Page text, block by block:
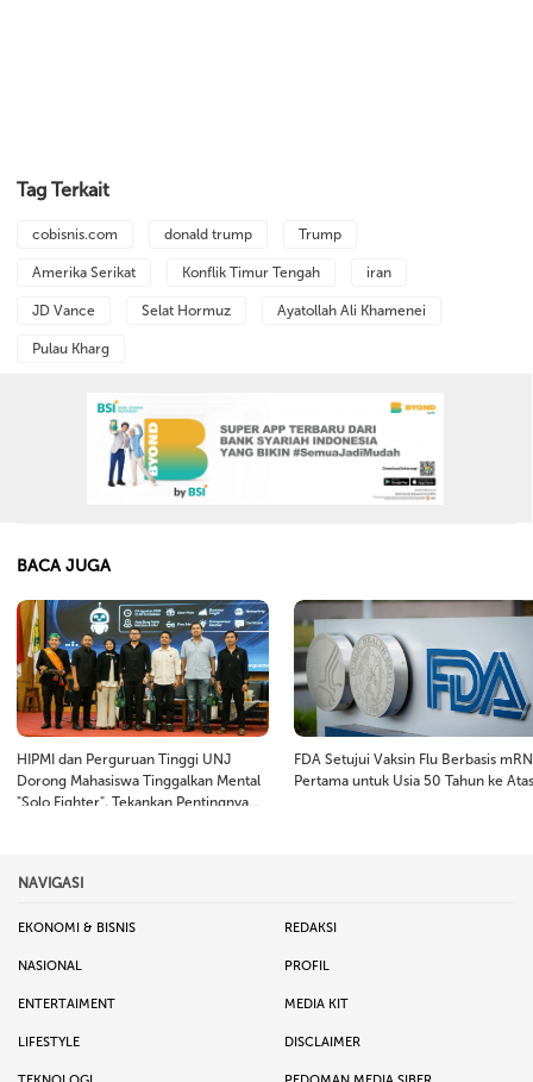
Tag Terkait
cobisnis.com donald trump Trump
Amerika Serikat Konflik Timur Tengah iran
JD Vance Selat Hormuz Ayatollah Ali Khamenei
Pulau Kharg
BACA JUGA
HIPMI dan Perguruan Tinggi UNJ
Dorong Mahasiswa Tinggalkan Mental
"Solo Fighter", Tekankan Pentingnya
FDA Setujui Vaksin Flu Berbasis
Pertama untuk Usia 50 Tahun ke Atas
NAVIGASI
EKONOMI & BISNIS REDAKSI
NASIONAL PROFIL
ENTERTAIMENT MEDIA KIT
LIFESTYLE DISCLAIMER